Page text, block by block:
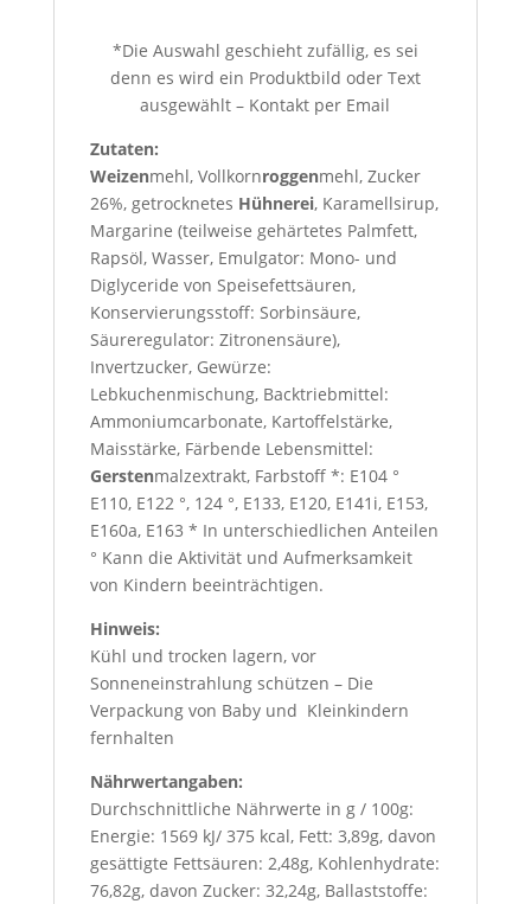
*Die Auswahl geschieht zufällig, es sei
denn es wird ein Produktbild oder Text
ausgewählt – Kontakt per Email
Zutaten:
Weizenmehl, Vollkornroggenmehl, Zucker
26%, getrocknetes Hühnerei, Karamellsirup,
Margarine (teilweise gehärtetes Palmfett,
Rapsöl, Wasser, Emulgator: Mono- und
Diglyceride von Speisefettsäuren,
Konservierungsstoff: Sorbinsäure,
Säureregulator: Zitronensäure),
Invertzucker, Gewürze:
Lebkuchenmischung, Backtriebmittel:
Ammoniumcarbonate, Kartoffelstärke,
Maisstärke, Färbende Lebensmittel:
Gerstenmalzextrakt, Farbstoff *: E104 °
E110, E122 °, 124 °, E133, E120, E141i, E153,
E160a, E163 * In unterschiedlichen Anteilen
° Kann die Aktivität und Aufmerksamkeit
von Kindern beeinträchtigen.
Hinweis:
Kühl und trocken lagern, vor
Sonneneinstrahlung schützen – Die
Verpackung von Baby und Kleinkindern
fernhalten
Nährwertangaben:
Durchschnittliche Nährwerte in g / 100g:
Energie: 1569 kJ/ 375 kcal, Fett: 3,89g, davon
gesättigte Fettsäuren: 2,48g, Kohlenhydrate:
76,82g, davon Zucker: 32,24g, Ballaststoffe: